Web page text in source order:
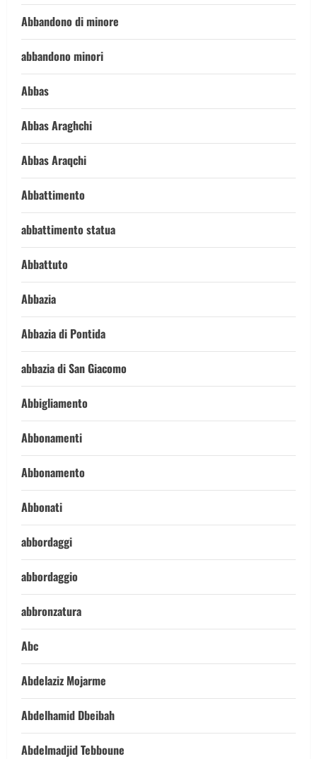
Abbandono di minore
abbandono minori
Abbas
Abbas Araghchi
Abbas Araqchi
Abbattimento
abbattimento statua
Abbattuto
Abbazia
Abbazia di Pontida
abbazia di San Giacomo
Abbigliamento
Abbonamenti
Abbonamento
Abbonati
abbordaggi
abbordaggio
abbronzatura
Abc
Abdelaziz Mojarme
Abdelhamid Dbeibah
Abdelmadjid Tebboune